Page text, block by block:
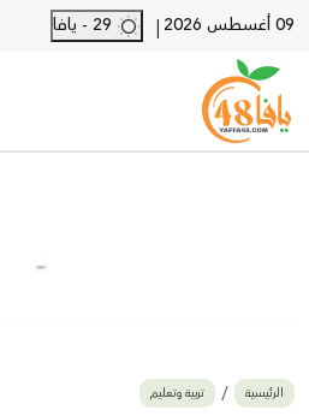
09 أغسطس 2026 |
بيع وشراءالرئيسية تربية وتعليم